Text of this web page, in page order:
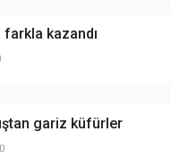
farkla kazandı
gariz küfürler
0